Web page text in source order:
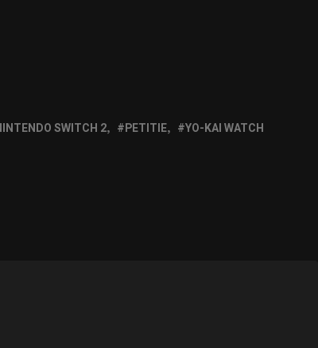
SWITCH 2 PETITIE YO-KAI WATCH